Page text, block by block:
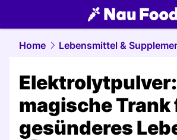
food.NAU.ch
Home Lebensmittel &
magische Trank
gesünderes